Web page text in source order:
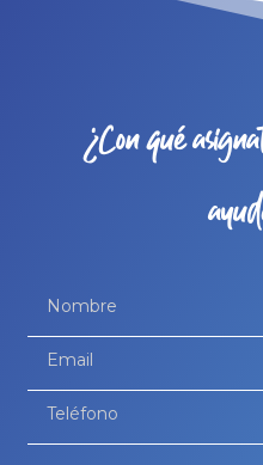
¿Con qué